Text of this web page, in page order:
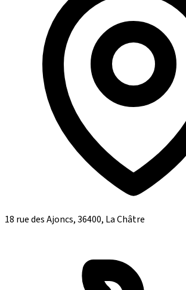
18 rue des Ajoncs, 36400, La Châtre